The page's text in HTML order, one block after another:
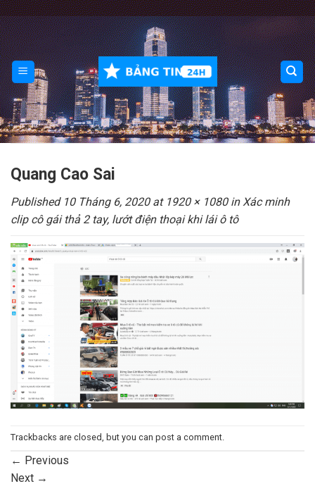
Skip
to
content
Quang Cao Sai
Published 10 Tháng 6, 2020at 1920 × 1080in Xác minh
clip cô gái thả 2 tay, lướt điện thoại khi lái ô tô
Trackbacks are closed, but you can post a comment.
← Previous
Next →